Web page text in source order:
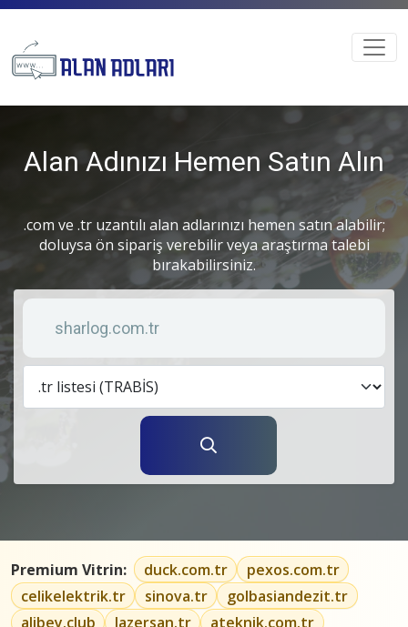
Alan Adınızı Hemen Satın Alın
.com ve .tr uzantılı alan adlarınızı hemen satın alabilir;
doluysa ön sipariş verebilir veya araştırma talebi
bırakabilirsiniz.
Anahtar kelime
Premium Vitrin: duck.com.tr
pexos.com.tr
celikelektrik.tr
sinova.tr
golbasiandezit.tr
alibey.club
lazersan.tr
ateknik.com.tr